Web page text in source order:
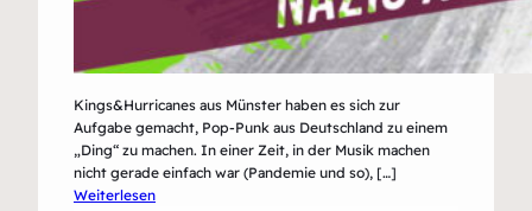
Kings&Hurricanes aus Münster haben es sich zur
Aufgabe gemacht, Pop-Punk aus Deutschland zu einem
„Ding“ zu machen. In einer Zeit, in der Musik machen
nicht gerade einfach war (Pandemie und so), […]
Weiterlesen: